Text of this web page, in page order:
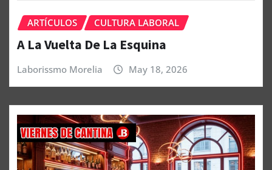
ARTÍCULOS CULTURA LABORAL
A La Vuelta De La Esquina
Laborissmo Morelia May 18, 2026